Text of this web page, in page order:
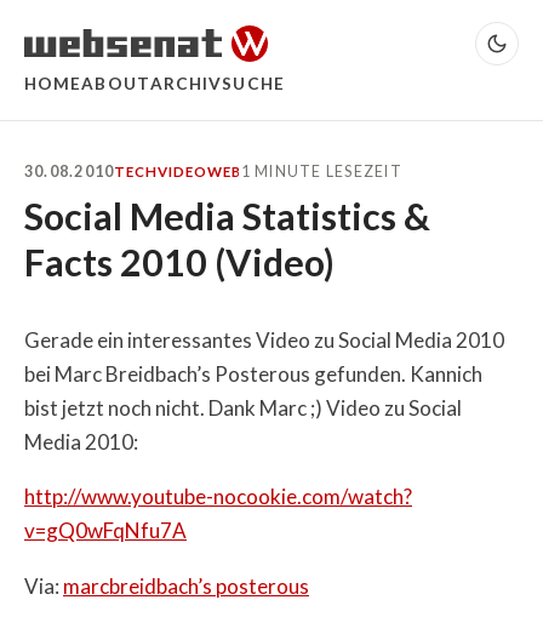
HOMEABOUTARCHIVSUCHE
30.08.2010TECHVIDEOWEB1 MINUTE LESEZEIT
Social Media Statistics &
Facts 2010 (Video)
Gerade ein interessantes Video zu Social Media 2010
bei Marc Breidbach’s Posterous gefunden. Kannich
bist jetzt noch nicht. Dank Marc ;) Video zu Social
Media 2010:
http://www.youtube-nocookie.com/watch?
v=gQ0wFqNfu7A
Via: marcbreidbach’s posterous